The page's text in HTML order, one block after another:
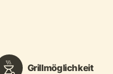
Grillmöglichkeit